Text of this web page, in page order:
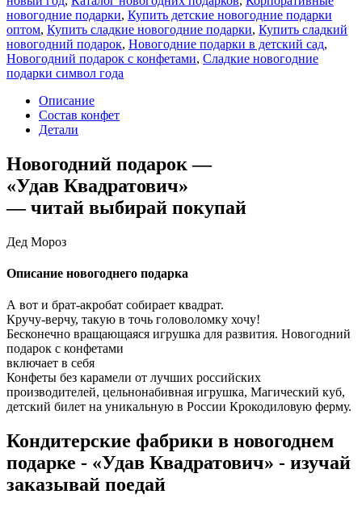
новогодние подарки, Купить детские новогодние подарки
оптом, Купить сладкие новогодние подарки, Купить сладкий
новогодний подарок, Новогодние подарки в детский сад,
Новогодний подарок с конфетами, Сладкие новогодние
подарки символ года
Описание
Состав конфет
Детали
Новогодний подарок —
«Удав Квадратович»
— читай выбирай покупай
Дед Мороз
Описание новогоднего подарка
А вот и брат-акробат собирает квадрат.
Кручу-верчу, такую в точь головоломку хочу!
Бесконечно вращающаяся игрушка для развития. Новогодний
подарок с конфетами
включает в себя
Конфеты без карамели от лучших российских
производителей, цельнонабивная игрушка, Магический куб,
детский билет на уникальную в России Крокодиловую ферму.
Кондитерские фабрики в новогоднем
подарке - «Удав Квадратович» - изучай
заказывай поедай